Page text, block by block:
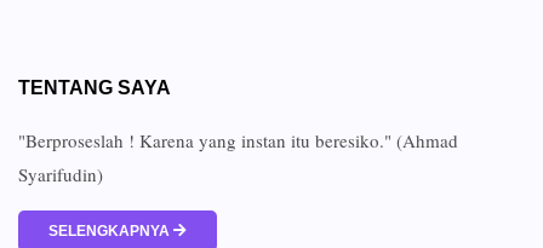
TENTANG SAYA
"Berproseslah ! Karena yang instan itu beresiko." (Ahmad
Syarifudin)
SELENGKAPNYA